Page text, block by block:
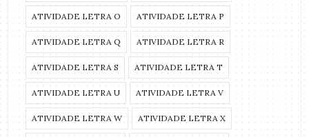
ATIVIDADE LETRA O ATIVIDADE LETRA P
ATIVIDADE LETRA Q ATIVIDADE LETRA R
ATIVIDADE LETRA S ATIVIDADE LETRA T
ATIVIDADE LETRA U ATIVIDADE LETRA V
ATIVIDADE LETRA W ATIVIDADE LETRA X